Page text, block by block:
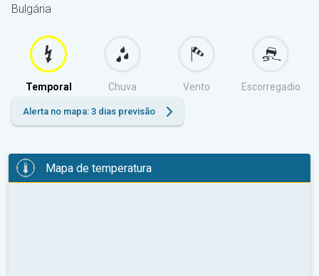
Bulgária
Temporal Chuva Vento Escorregadio
Alerta no mapa: 3 dias previsão
Mapa de temperatura